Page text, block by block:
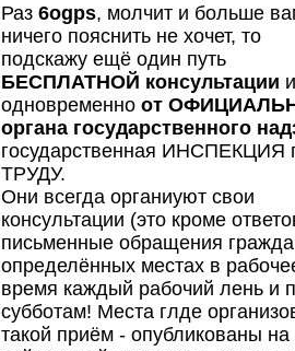
Раз 6ogps, молчит и больше
ничего пояснить не хочет, то
подскажу ещё один путь
БЕСПЛАТНОЙ консультации и
одновременно от
органа государственного
государственная ИНСПЕКЦИЯ
ТРУДУ.
Они всегда органиуют свои
консультации (это кроме
письменные обращения
определённых местах в
время каждый рабочий лень и
субботам! Места глде
такой приём - опубликованы на